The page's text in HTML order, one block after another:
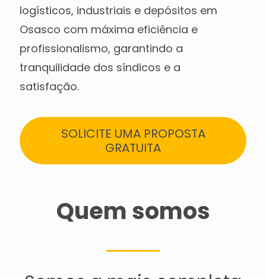
logísticos, industriais e depósitos em
Osasco com máxima eficiência e
profissionalismo, garantindo a
tranquilidade dos síndicos e a
satisfação.
SOLICITE UMA PROPOSTA
GRATUITA
Quem somos